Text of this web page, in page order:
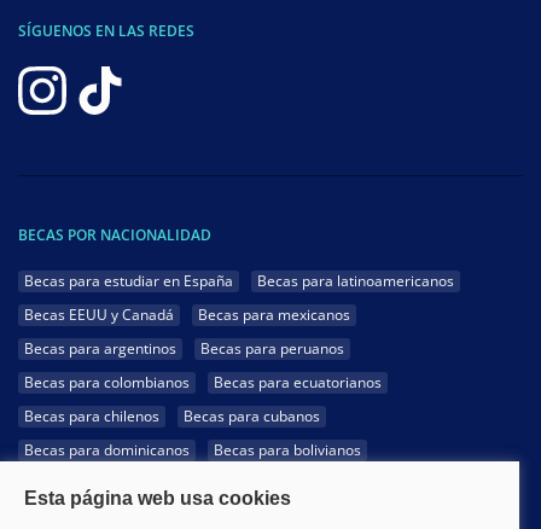
SÍGUENOS EN LAS REDES
BECAS POR NACIONALIDAD
Becas para estudiar en España
Becas para latinoamericanos
Becas EEUU y Canadá
Becas para mexicanos
Becas para argentinos
Becas para peruanos
Becas para colombianos
Becas para ecuatorianos
Becas para chilenos
Becas para cubanos
Becas para dominicanos
Becas para bolivianos